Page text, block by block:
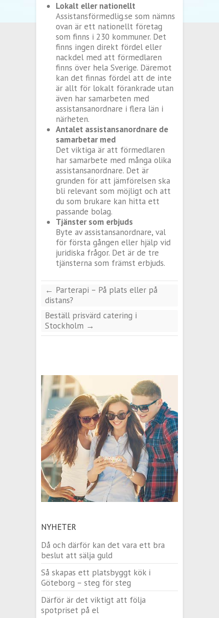
Lokalt eller nationellt
Assistansförmedlig.se som nämns
ovan är ett nationellt företag
som finns i 230 kommuner. Det
finns ingen direkt fördel eller
nackdel med att förmedlaren
finns över hela Sverige. Däremot
kan det finnas fördel att de inte
är allt för lokalt förankrade utan
även har samarbeten med
assistansanordnare i flera län i
närheten.
Antalet assistansanordnare de
samarbetar med
Det viktiga är att förmedlaren
har samarbete med många olika
assistansanordnare. Det är
grunden för att jämförelsen ska
bli relevant som möjligt och att
du som brukare kan hitta ett
passande bolag.
Tjänster som erbjuds
Byte av assistansanordnare, val
för första gången eller hjälp vid
juridiska frågor. Det är de tre
tjänsterna som främst erbjuds.
← Parterapi – På plats eller på
distans?
Beställ prisvärd catering i
Stockholm →
NYHETER
Då och därför kan det vara ett bra
beslut att sälja guld
Så skapas ett platsbyggt kök i
Göteborg – steg för steg
Därför är det viktigt att följa
spotpriset på el